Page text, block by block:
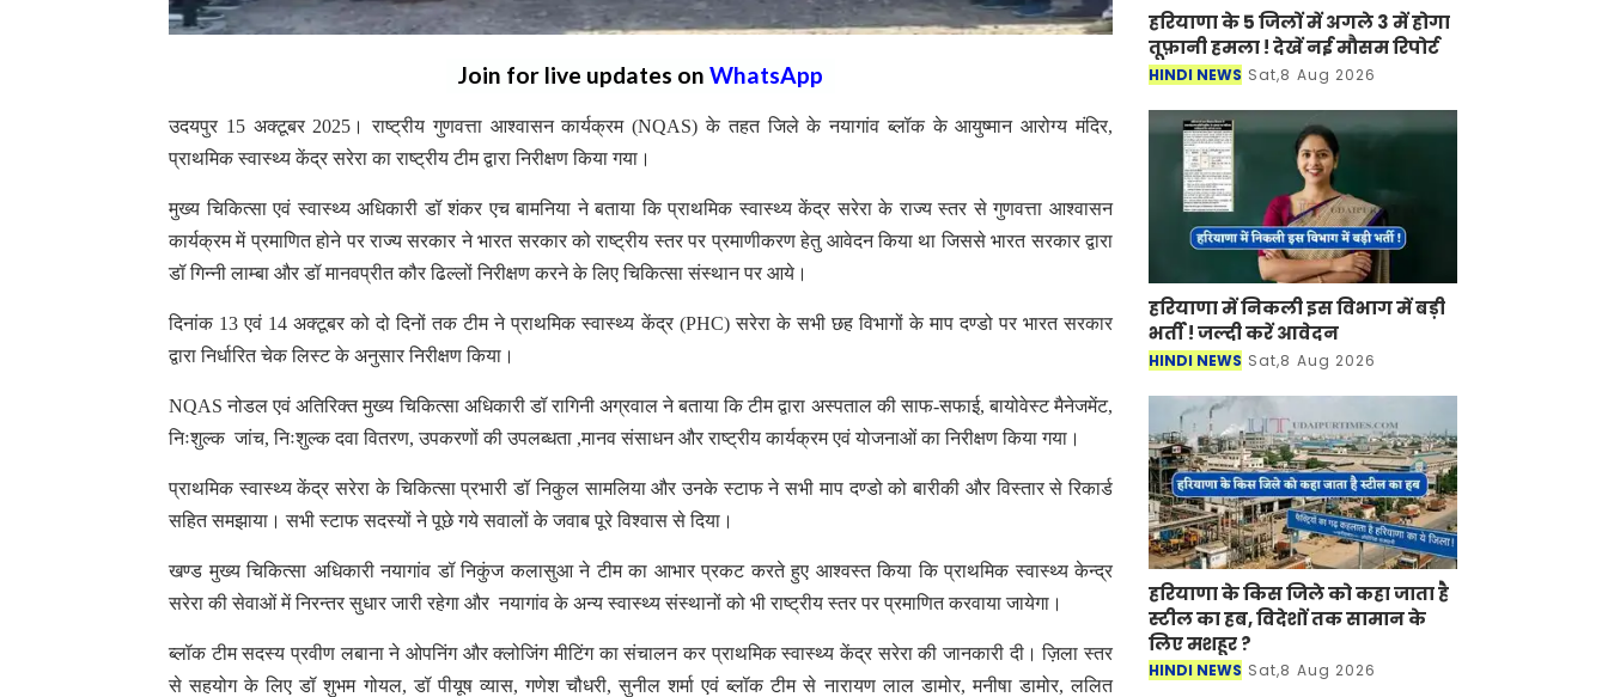
Join for live updates on WhatsApp
उदयपुर 15 अक्टूबर 2025। राष्ट्रीय गुणवत्ता आश्वासन कार्यक्रम (NQAS) के तहत जिले के नयागांव ब्लॉक के आयुष्मान आरोग्य मंदिर,
प्राथमिक स्वास्थ्य केंद्र सरेरा का राष्ट्रीय टीम द्वारा निरीक्षण किया गया।
मुख्य चिकित्सा एवं स्वास्थ्य अधिकारी डॉ शंकर एच बामनिया ने बताया कि प्राथमिक स्वास्थ्य केंद्र सरेरा के राज्य स्तर से गुणवत्ता आश्वासन
कार्यक्रम में प्रमाणित होने पर राज्य सरकार ने भारत सरकार को राष्ट्रीय स्तर पर प्रमाणीकरण हेतु आवेदन किया था जिससे भारत सरकार द्वारा
डॉ गिन्नी लाम्बा और डॉ मानवप्रीत कौर ढिल्लों निरीक्षण करने के लिए चिकित्सा संस्थान पर आये।
दिनांक 13 एवं 14 अक्टूबर को दो दिनों तक टीम ने प्राथमिक स्वास्थ्य केंद्र (PHC) सरेरा के सभी छह विभागों के माप दण्डो पर भारत सरकार
द्वारा निर्धारित चेक लिस्ट के अनुसार निरीक्षण किया।
NQAS नोडल एवं अतिरिक्त मुख्य चिकित्सा अधिकारी डॉ रागिनी अग्रवाल ने बताया कि टीम द्वारा अस्पताल की साफ-सफाई, बायोवेस्ट मैनेजमेंट,
निःशुल्क जांच, निःशुल्क दवा वितरण, उपकरणों की उपलब्धता ,मानव संसाधन और राष्ट्रीय कार्यक्रम एवं योजनाओं का निरीक्षण किया गया।
प्राथमिक स्वास्थ्य केंद्र सरेरा के चिकित्सा प्रभारी डॉ निकुल सामलिया और उनके स्टाफ ने सभी माप दण्डो को बारीकी और विस्तार से रिकार्ड
सहित समझाया। सभी स्टाफ सदस्यों ने पूछे गये सवालों के जवाब पूरे विश्वास से दिया।
खण्ड मुख्य चिकित्सा अधिकारी नयागांव डॉ निकुंज कलासुआ ने टीम का आभार प्रकट करते हुए आश्वस्त किया कि प्राथमिक स्वास्थ्य केन्द्र
सरेरा की सेवाओं में निरन्तर सुधार जारी रहेगा और नयागांव के अन्य स्वास्थ्य संस्थानों को भी राष्ट्रीय स्तर पर प्रमाणित करवाया जायेगा।
ब्लॉक टीम सदस्य प्रवीण लबाना ने ओपनिंग और क्लोजिंग मीटिंग का संचालन कर प्राथमिक स्वास्थ्य केंद्र सरेरा की जानकारी दी। ज़िला स्तर
से सहयोग के लिए डॉ शुभम गोयल, डॉ पीयूष व्यास, गणेश चौधरी, सुनील शर्मा एवं ब्लॉक टीम से नारायण लाल डामोर, मनीषा डामोर, ललित
हरियाणा के 5 जिलों में अगले 3 में होगा
तूफ़ानी हमला ! देखें नई मौसम रिपोर्ट
HINDI NEWS Sat,8 Aug 2026
हरियाणा में निकली इस विभाग में बड़ी
भर्ती ! जल्दी करें आवेदन
HINDI NEWS Sat,8 Aug 2026
हरियाणा के किस जिले को कहा जाता है
स्टील का हब, विदेशों तक सामान के
लिए मशहूर ?
HINDI NEWS Sat,8 Aug 2026